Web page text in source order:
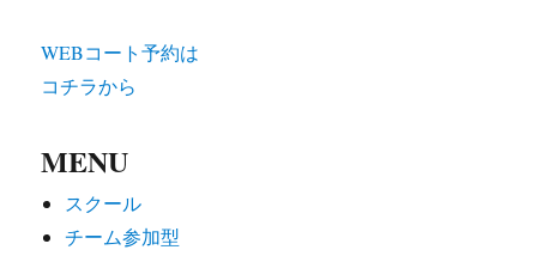
WEBコート予約は
コチラから
MENU
スクール
チーム参加型